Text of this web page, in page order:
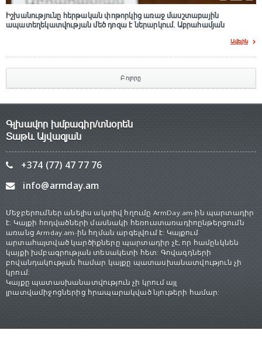
Իշխանությունը հերթական փոթորկից առաջ մասշտաբային
ապատեղեկատվության մեծ դnզա է ներարկում․ Աբրահամյան
Ավելին
Բոլորը
Գլխավոր խմբագիր/տնօրեն
Տաթև Այվազյան
+374 (77) 47 77 76
info@armday.am
Մեջբերումներ անելիս ակտիվ հղումը ArmDay.am-ին պարտադիր
է: Կայքի հոդվածների մասնակի հեռուստառադիոընթերցումն
առանց Armday.am-ին հղման արգելվում է: Կայքում
արտահայտված կարծիքները պարտադիր չէ, որ համընկնեն
կայքի խմբագրության տեսակետի հետ: Գովազդների
բովանդակության համար կայքը պատասխանատվություն չի
կրում:
Կայքը պատասխանատվություն չի կրում այլ
լրատվամիջոցներից հրապարակված նյութերի համար: